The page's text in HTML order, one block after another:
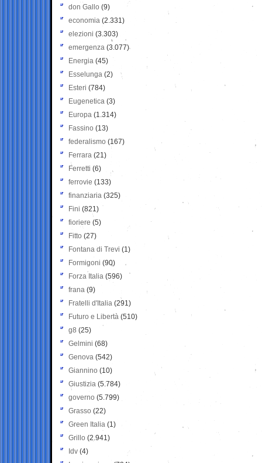
don Gallo (9)
economia (2.331)
elezioni (3.303)
emergenza (3.077)
Energia (45)
Esselunga (2)
Esteri (784)
Eugenetica (3)
Europa (1.314)
Fassino (13)
federalismo (167)
Ferrara (21)
Ferretti (6)
ferrovie (133)
finanziaria (325)
Fini (821)
fioriere (5)
Fitto (27)
Fontana di Trevi (1)
Formigoni (90)
Forza Italia (596)
frana (9)
Fratelli d'Italia (291)
Futuro e Libertà (510)
g8 (25)
Gelmini (68)
Genova (542)
Giannino (10)
Giustizia (5.784)
governo (5.799)
Grasso (22)
Green Italia (1)
Grillo (2.941)
Idv (4)